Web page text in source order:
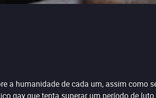
a humanidade de cada um, assim
gay que tenta superar um período de